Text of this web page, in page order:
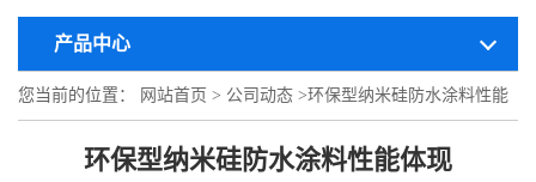
产品中心
您当前的位置： 网站首页 > 公司动态 >环保型纳米硅防水涂料性能
环保型纳米硅防水涂料性能体现